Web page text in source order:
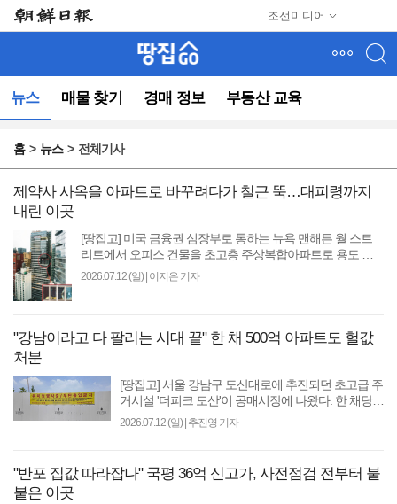
조선미디어
뉴스 매물 찾기 경매 정보 부동산 교육
뉴
(컨
영
동)
홈 뉴스 전체기사
제약사 사옥을 아파트로 바꾸려다가 철근 뚝…대피령까지
내린 이곳
[땅집고] 미국 금융권 심장부로 통하는 뉴욕 맨해튼 월 스트
리트에서 오피스 건물을 초고층 주상복합아파트로 용도 변
경하다 내부 철골이 휘어지는 초유의 사태가 발..
2026.07.12 (일)| 이지은 기자
"강남이라고 다 팔리는 시대 끝" 한 채 500억 아파트도 헐값
처분
[땅집고] 서울 강남구 도산대로에 추진되던 초고급 주
거시설 '더피크 도산'이 공매시장에 나왔다. 한 채당
분양가가 최대 500억원에 달하는 하이엔드 주거시설
2026.07.12 (일)| 추진영 기자
"반포 집값 따라잡나" 국평 36억 신고가, 사전점검 전부터 불
붙은 이곳